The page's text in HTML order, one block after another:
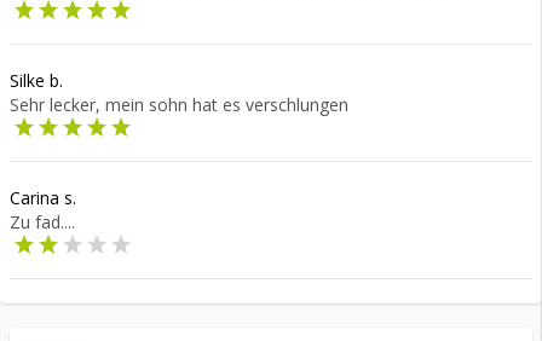
Silke b.
Sehr lecker, mein sohn hat es verschlungen
Carina s.
Zu fad....